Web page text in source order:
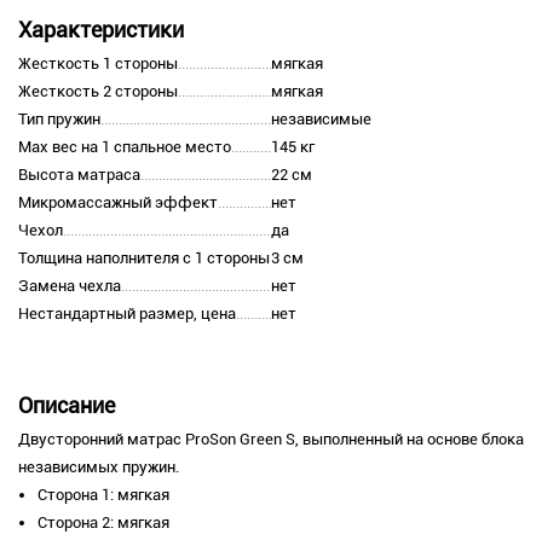
Характеристики
Жесткость 1 стороны
мягкая
Жесткость 2 стороны
мягкая
Тип пружин
независимые
Max вес на 1 спальное место
145 кг
Высота матраса
22 см
Микромассажный эффект
нет
Чехол
да
Толщина наполнителя с 1 стороны3 см
Замена чехла
нет
Нестандартный размер, цена
нет
Описание
Двусторонний матрас ProSon Green S, выполненный на основе блока
независимых пружин.
Сторона 1: мягкая
Сторона 2: мягкая